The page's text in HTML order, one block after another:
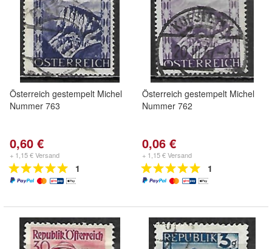
Österreich gestempelt Michel
Nummer 763
0,60 €
+ 1,15 € Versand
1
Österreich gestempelt Michel
Nummer 762
0,06 €
+ 1,15 € Versand
1